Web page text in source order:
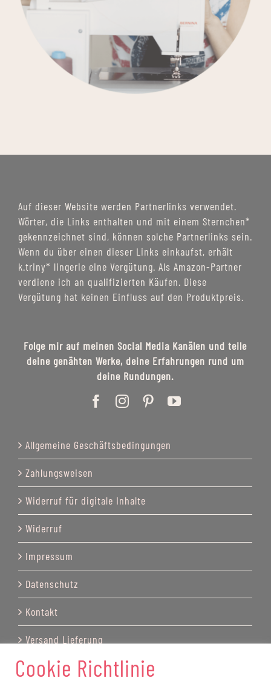
Auf dieser Website werden Partnerlinks verwendet.
Wörter, die Links enthalten und mit einem Sternchen*
gekennzeichnet sind, können solche Partnerlinks sein.
Wenn du über einen dieser Links einkaufst, erhält
k.triny* lingerie eine Vergütung. Als Amazon-Partner
verdiene ich an qualifizierten Käufen. Diese
Vergütung hat keinen Einfluss auf den Produktpreis.
Folge mir auf meinen Social Media Kanälen und teile
deine genähten Werke, deine Erfahrungen rund um
deine Rundungen.
Allgemeine Geschäftsbedingungen
Zahlungsweisen
Widerruf für digitale Inhalte
Widerruf
Impressum
Datenschutz
Kontakt
Versand Lieferung
Cookie Richtlinie